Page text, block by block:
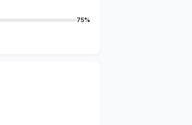
75%